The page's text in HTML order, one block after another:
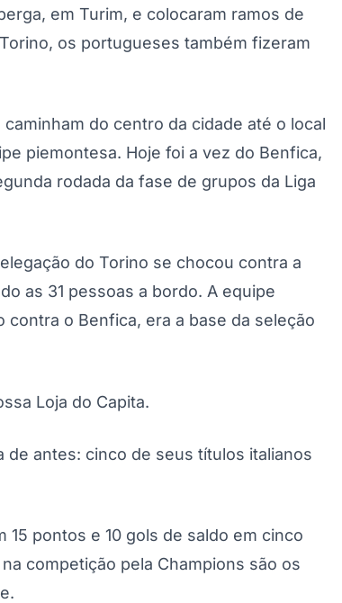
em Turim, e colocaram ramos de
os portugueses também fizeram
do centro da cidade até o local
piemontesa. Hoje foi a vez do Benfica,
rodada da fase de grupos da Liga
do Torino se chocou contra a
as 31 pessoas a bordo. A equipe
o Benfica, era a base da seleção
Loja do Capita.
de antes: cinco de seus títulos italianos
pontos e 10 gols de saldo em cinco
competição pela Champions são os